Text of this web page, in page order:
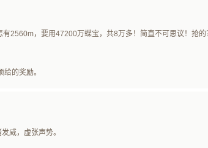
2560m，要用47200万蝶宝，共8万多！简直不可思议！抢的
的奖励。
威，虚张声势。